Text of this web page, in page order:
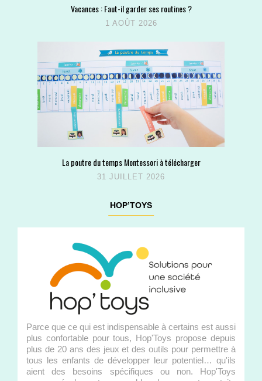
Vacances : Faut-il garder ses routines ?
1 AOÛT 2026
La poutre du temps Montessori à télécharger
31 JUILLET 2026
HOP’TOYS
Parce que ce qui est indispensable à certains est aussi
plus confortable pour tous, Hop'Toys propose depuis
plus de 20 ans des jeux et des outils pour permettre à
tous les enfants de développer leur potentiel… qu'ils
aient des besoins spécifiques ou non. Hop'Toys